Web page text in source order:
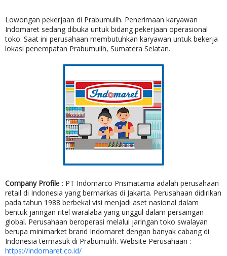
Lowongan pekerjaan di Prabumulih. Penerimaan karyawan
Indomaret sedang dibuka untuk bidang pekerjaan operasional
toko. Saat ini perusahaan membutuhkan karyawan untuk bekerja
lokasi penempatan Prabumulih, Sumatera Selatan.
Company Profile : PT Indomarco Prismatama adalah perusahaan
retail di Indonesia yang bermarkas di Jakarta. Perusahaan didirikan
pada tahun 1988 berbekal visi menjadi aset nasional dalam
bentuk jaringan ritel waralaba yang unggul dalam persaingan
global. Perusahaan beroperasi melalui jaringan toko swalayan
berupa minimarket brand Indomaret dengan banyak cabang di
Indonesia termasuk di Prabumulih. Website Perusahaan :
https://indomaret.co.id/